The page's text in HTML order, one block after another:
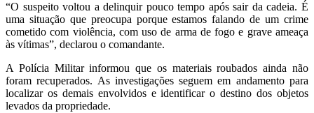
“O suspeito voltou a delinquir pouco tempo após sair da cadeia. É
uma situação que preocupa porque estamos falando de um crime
cometido com violência, com uso de arma de fogo e grave ameaça
às vítimas”, declarou o comandante.
A Polícia Militar informou que os materiais roubados ainda não
foram recuperados. As investigações seguem em andamento para
localizar os demais envolvidos e identificar o destino dos objetos
levados da propriedade.